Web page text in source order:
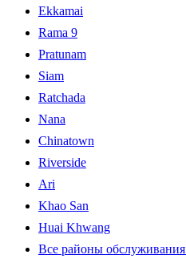
Ekkamai
Rama 9
Pratunam
Siam
Ratchada
Nana
Chinatown
Riverside
Ari
Khao San
Huai Khwang
Все районы обслуживания